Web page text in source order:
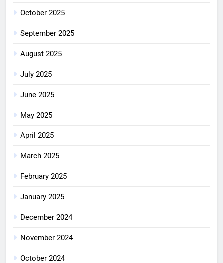
October 2025
September 2025
August 2025
July 2025
June 2025
May 2025
April 2025
March 2025
February 2025
January 2025
December 2024
November 2024
October 2024